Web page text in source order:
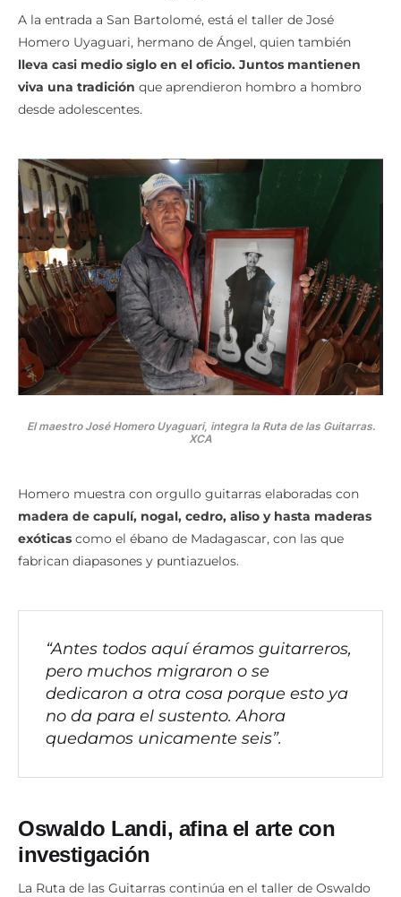
A la entrada a San Bartolomé, está el taller de José
Homero Uyaguari, hermano de Ángel, quien también
lleva casi medio siglo en el oficio. Juntos mantienen
viva una tradición que aprendieron hombro a hombro
desde adolescentes.
El maestro José Homero Uyaguari, integra la Ruta de las Guitarras.
XCA
Homero muestra con orgullo guitarras elaboradas con
madera de capulí, nogal, cedro, aliso y hasta maderas
exóticas como el ébano de Madagascar, con las que
fabrican diapasones y puntiazuelos.
“Antes todos aquí éramos guitarreros,
pero muchos migraron o se
dedicaron a otra cosa porque esto ya
no da para el sustento. Ahora
quedamos unicamente seis”.
Oswaldo Landi, afina el arte con
investigación
La Ruta de las Guitarras continúa en el taller de Oswaldo